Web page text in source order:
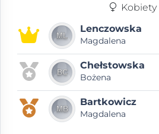
Kobiety
Lenczowska
Magdalena
Chełstowska
Bożena
Bartkowicz
Magdalena